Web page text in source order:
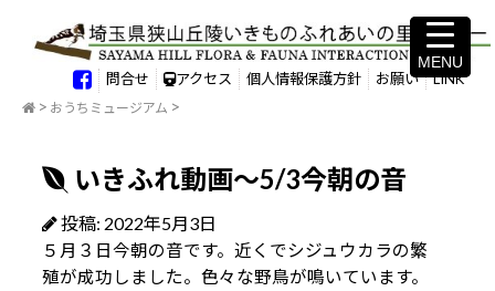
問合せ アクセス 個人情報保護方針 お願い LINK
おうちミュージアム
いきふれ動画～5/3今朝の音
投稿: 2022年5月3日
５月３日今朝の音です。近くでシジュウカラの繁
殖が成功しました。色々な野鳥が鳴いています。
MENU
MENU